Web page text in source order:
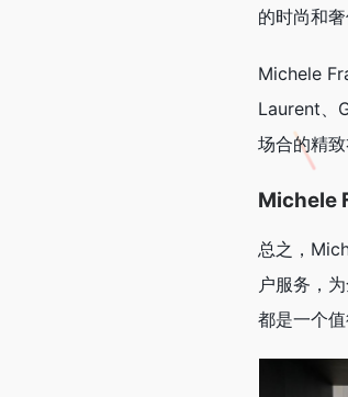
的时尚和
Michele
Laurent、
场合的精
Michele
总之，
户服务，
都是一个值